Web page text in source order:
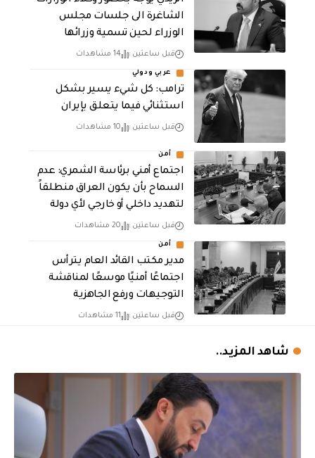
الشاغرة الى جلسات مجلس
الوزراء لحين تسمية وزرائها
قبل ساعتين 14 مشاهدات
عربي ودولي
ترامب: كل شيء يسير بشكل
استثنائي فيما يتعلق بإيران
قبل ساعتين 10 مشاهدات
أمن
اجتماع أمني برئاسة الشمري: عدم
السماح بأن يكون العراق منطلقاً
لتهديد داخلي أو خارجي لأي دولة
قبل ساعتين 20 مشاهدات
أمن
مدير مكتب القائد العام يترأس
اجتماعًا أمنيًا موسعًا لمناقشة
التوجيهات ورفع الجاهزية
قبل ساعتين 11 مشاهدات
شاهد المزيد..